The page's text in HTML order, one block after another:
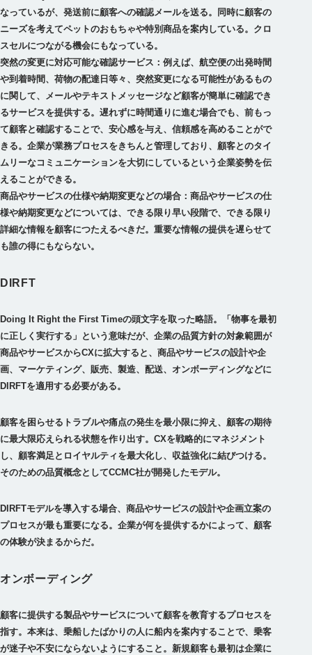
なっているが、発送前に顧客への確認メールを送る。同時に顧客の
ニーズを考えてペットのおもちゃや特別商品を案内している。クロ
スセルにつながる機会にもなっている。
突然の変更に対応可能な確認サービス：例えば、航空便の出発時間
や到着時間、荷物の配達日等々、突然変更になる可能性があるもの
に関して、メールやテキストメッセージなど顧客が簡単に確認でき
るサービスを提供する。遅れずに時間通りに進む場合でも、前もっ
て顧客と確認することで、安心感を与え、信頼感を高めることがで
きる。企業が業務プロセスをきちんと管理しており、顧客とのタイ
ムリーなコミュニケーションを大切にしているという企業姿勢を伝
えることができる。
商品やサービスの仕様や納期変更などの場合：商品やサービスの仕
様や納期変更などについては、できる限り早い段階で、できる限り
詳細な情報を顧客につたえるべきだ。重要な情報の提供を遅らせて
も誰の得にもならない。
DIRFT
Doing It Right the First Timeの頭文字を取った略語。「物事を最初
に正しく実行する」という意味だが、企業の品質方針の対象範囲が
商品やサービスからCXに拡大すると、商品やサービスの設計や企
画、マーケティング、販売、製造、配送、オンボーディングなどに
DIRFTを適用する必要がある。
顧客を困らせるトラブルや痛点の発生を最小限に抑え、顧客の期待
に最大限応えられる状態を作り出す。CXを戦略的にマネジメント
し、顧客満足とロイヤルティを最大化し、収益強化に結びつける。
そのための品質概念としてCCMC社が開発したモデル。
DIRFTモデルを導入する場合、商品やサービスの設計や企画立案の
プロセスが最も重要になる。企業が何を提供するかによって、顧客
の体験が決まるからだ。
オンボーディング
顧客に提供する製品やサービスについて顧客を教育するプロセスを
指す。本来は、乗船したばかりの人に船内を案内することで、乗客
が迷子や不安にならないようにすること。新規顧客も最初は企業に